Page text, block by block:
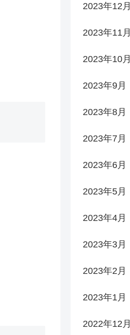
2023年12月
2023年11月
2023年10月
2023年9月
2023年8月
2023年7月
2023年6月
2023年5月
2023年4月
2023年3月
2023年2月
2023年1月
2022年12月